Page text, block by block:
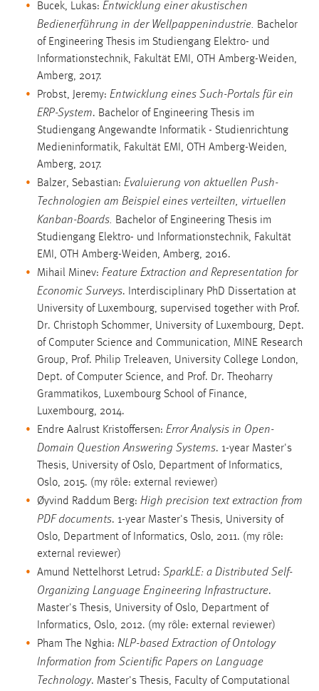
Bucek, Lukas: Entwicklung einer akustischen
Bedienerführung in der Wellpappenindustrie. Bachelor
of Engineering Thesis im Studiengang Elektro- und
Informationstechnik, Fakultät EMI, OTH Amberg-Weiden,
Amberg, 2017.
Probst, Jeremy: Entwicklung eines Such-Portals für ein
ERP-System. Bachelor of Engineering Thesis im
Studiengang Angewandte Informatik - Studienrichtung
Medieninformatik, Fakultät EMI, OTH Amberg-Weiden,
Amberg, 2017.
Balzer, Sebastian: Evaluierung von aktuellen Push-
Technologien am Beispiel eines verteilten, virtuellen
Kanban-Boards. Bachelor of Engineering Thesis im
Studiengang Elektro- und Informationstechnik, Fakultät
EMI, OTH Amberg-Weiden, Amberg, 2016.
Mihail Minev: Feature Extraction and Representation for
Economic Surveys. Interdisciplinary PhD Dissertation at
University of Luxembourg, supervised together with Prof.
Dr. Christoph Schommer, University of Luxembourg, Dept.
of Computer Science and Communication, MINE Research
Group, Prof. Philip Treleaven, University College London,
Dept. of Computer Science, and Prof. Dr. Theoharry
Grammatikos, Luxembourg School of Finance,
Luxembourg, 2014.
Endre Aalrust Kristoffersen: Error Analysis in Open-
Domain Question Answering Systems. 1-year Master's
Thesis, University of Oslo, Department of Informatics,
Oslo, 2015. (my rôle: external reviewer)
Øyvind Raddum Berg: High precision text extraction from
PDF documents. 1-year Master's Thesis, University of
Oslo, Department of Informatics, Oslo, 2011. (my rôle:
external reviewer)
Amund Nettelhorst Letrud: SparkLE: a Distributed Self-
Organizing Language Engineering Infrastructure.
Master's Thesis, University of Oslo, Department of
Informatics, Oslo, 2012. (my rôle: external reviewer)
Pham The Nghia: NLP-based Extraction of Ontology
Information from Scientific Papers on Language
Technology. Master's Thesis, Faculty of Computational